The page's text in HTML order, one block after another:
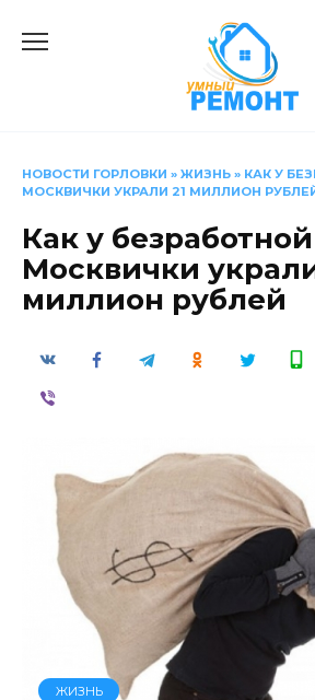
НОВОСТИ ГОРЛОВКИ » ЖИЗНЬ » КАК У
МОСКВИЧКИ УКРАЛИ 21 МИЛЛИОН
Как у безработной
Москвички
миллион рублей
ЖИЗНЬ